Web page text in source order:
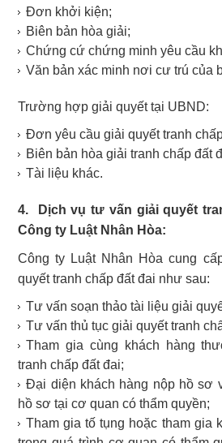
Đơn khởi kiện;
Biên bản hòa giải;
Chứng cứ chứng minh yêu cầu
Văn bản xác minh nơi cư trú của
Trường hợp giải quyết tại UBND:
Đơn yêu cầu giải quyết tranh
Biên bản hòa giải tranh chấp đất
Tài liệu khác.
4. Dịch vụ tư vấn giải quyết
Công ty Luật Nhân Hòa:
Công ty Luật Nhân Hòa cung
quyết tranh chấp đất đai như sau:
Tư vấn soạn thảo tài liệu giải
Tư vấn thủ tục giải quyết tranh
Tham gia cùng khách hàng
tranh chấp đất đai;
Đại diện khách hàng nộp hồ sơ
hồ sơ tại cơ quan có thẩm quyền;
Tham gia tố tụng hoặc tham gia